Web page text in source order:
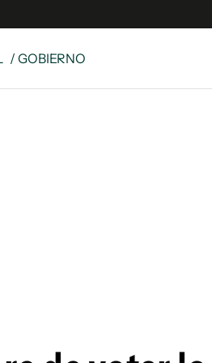
/ GOBIERNO